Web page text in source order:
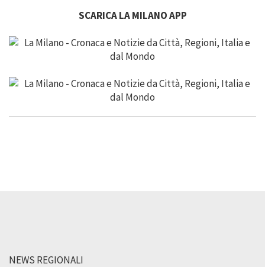
SCARICA LA MILANO APP
NEWS REGIONALI